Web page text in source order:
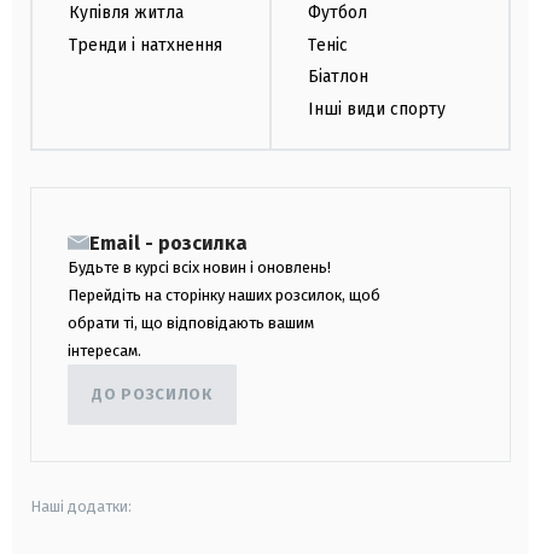
Купівля житла
Тренди і натхнення
Футбол
Теніс
Біатлон
Інші види спорту
Email - розсилка
Будьте в курсі всіх новин і оновлень!
Перейдіть на сторінку наших розсилок, щоб
обрати ті, що відповідають вашим
інтересам.
ДО РОЗСИЛОК
Наші додатки: